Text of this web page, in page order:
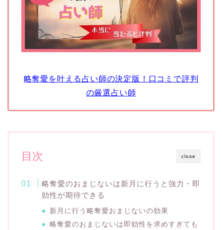
略奪愛を叶える占い師の決定版！口コミで評判
の厳選占い師
close
目次
略奪愛のおまじないは新月に行うと強力・即
効性が期待できる
新月に行う略奪愛おまじないの効果
略奪愛のおまじないは即効性を求めすぎても